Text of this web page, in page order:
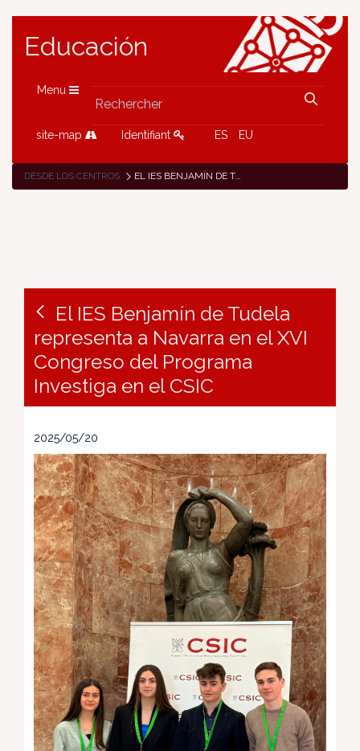
Educación
Menu
site-map Identifiant ES EU
DESDE LOS CENTROS EL IES BENJAMÍN DE TUDELA REPRESENTA A NAVARRA EN EL XVI CONGRESO DEL PROGRAMA INVESTIGA EN EL CSIC
El IES Benjamín de Tudela
representa a Navarra en el XVI
Congreso del Programa
Investiga en el CSIC
2025/05/20